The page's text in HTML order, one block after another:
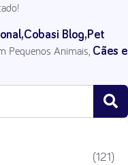
Cobasi Blog, Pet
Pequenos Animais, Cães e
(121)